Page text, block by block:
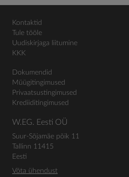
Kontaktid
Tule tööle
Uudiskirjaga liitumine
KKK
Dokumendid
Müügitingimused
Privaatsustingimused
Krediiditingimused
W.EG. Eesti OÜ
Suur-Sõjamäe põik 11
Tallinn 11415
Eesti
Võta ühendust